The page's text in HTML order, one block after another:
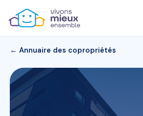
← Annuaire des copropriétés